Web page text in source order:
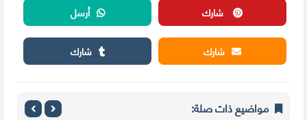
شارك
أرسل
شارك
شارك
مواضيع ذات صلة: